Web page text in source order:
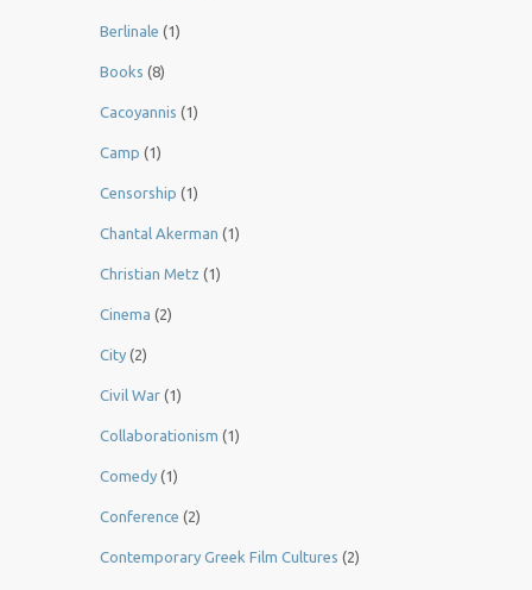
Berlinale (1)
Books (8)
Cacoyannis (1)
Camp (1)
Censorship (1)
Chantal Akerman (1)
Christian Metz (1)
Cinema (2)
City (2)
Civil War (1)
Collaborationism (1)
Comedy (1)
Conference (2)
Contemporary Greek Film Cultures (2)